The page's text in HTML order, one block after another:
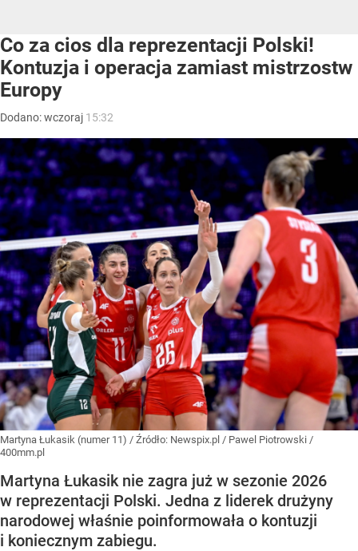
Co za cios dla reprezentacji Polski!
Kontuzja i operacja zamiast mistrzostw
Europy
Dodano:wczoraj 15:32
Martyna Łukasik (numer 11) / Źródło: Newspix.pl / Pawel Piotrowski /
400mm.pl
Martyna Łukasik nie zagra już w sezonie 2026
w reprezentacji Polski. Jedna z liderek drużyny
narodowej właśnie poinformowała o kontuzji
i koniecznym zabiegu.